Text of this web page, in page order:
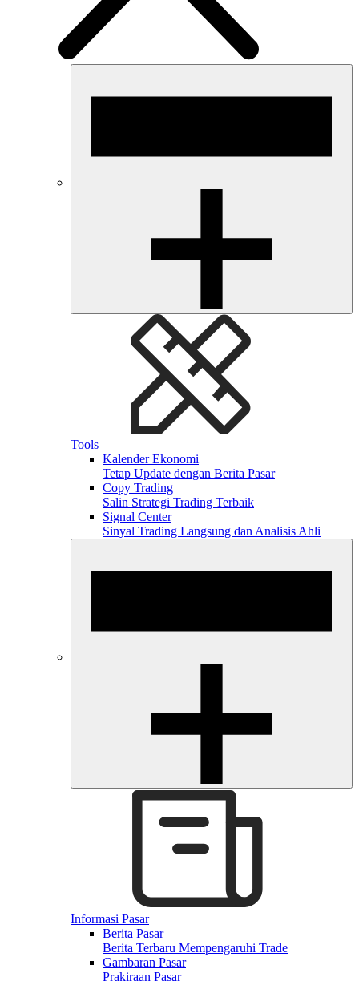
Tools
Kalender Ekonomi
Tetap Update dengan Berita Pasar
Copy Trading
Salin Strategi Trading Terbaik
Signal Center
Sinyal Trading Langsung dan Analisis Ahli
Informasi Pasar
Berita Pasar
Berita Terbaru Mempengaruhi Trade
Gambaran Pasar
Prakiraan Pasar